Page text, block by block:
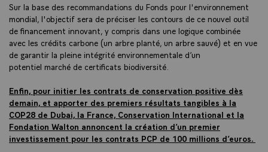
Sur la base des recommandations du Fonds pour l'environnement
mondial, l'objectif sera de préciser les contours de ce nouvel outil
de financement innovant, y compris dans une logique combinée
avec les crédits carbone (un arbre planté, un arbre sauvé) et en vue
de garantir la pleine intégrité environnementale d’un
potentiel marché de certificats biodiversité.
Enfin, pour initier les contrats de conservation positive dès
demain, et apporter des premiers résultats tangibles à la
COP28 de Dubai, la France, Conservation International et la
Fondation Walton annoncent la création d’un premier
investissement pour les contrats PCP de 100 millions d’euros.